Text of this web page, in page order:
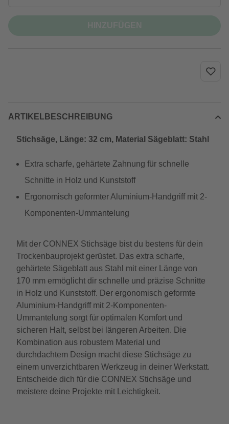
ARTIKELBESCHREIBUNG
Stichsäge, Länge: 32 cm, Material Sägeblatt: Stahl
Extra scharfe, gehärtete Zahnung für schnelle
Schnitte in Holz und Kunststoff
Ergonomisch geformter Aluminium-Handgriff mit 2-
Komponenten-Ummantelung
Mit der CONNEX Stichsäge bist du bestens für dein
Trockenbauprojekt gerüstet. Das extra scharfe,
gehärtete Sägeblatt aus Stahl mit einer Länge von
170 mm ermöglicht dir schnelle und präzise Schnitte
in Holz und Kunststoff. Der ergonomisch geformte
Aluminium-Handgriff mit 2-Komponenten-
Ummantelung sorgt für optimalen Komfort und
sicheren Halt, selbst bei längeren Arbeiten. Die
Kombination aus robustem Material und
durchdachtem Design macht diese Stichsäge zu
einem unverzichtbaren Werkzeug in deiner Werkstatt.
Entscheide dich für die CONNEX Stichsäge und
meistere deine Projekte mit Leichtigkeit.